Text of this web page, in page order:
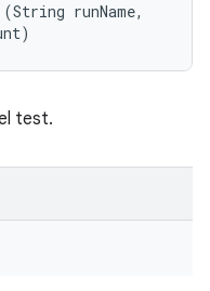
runName,
test.